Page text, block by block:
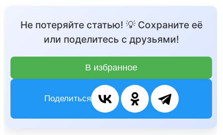
Не потеряйте статью! 💡 Сохраните её
или поделитесь с друзьями!
В избранное
Поделиться